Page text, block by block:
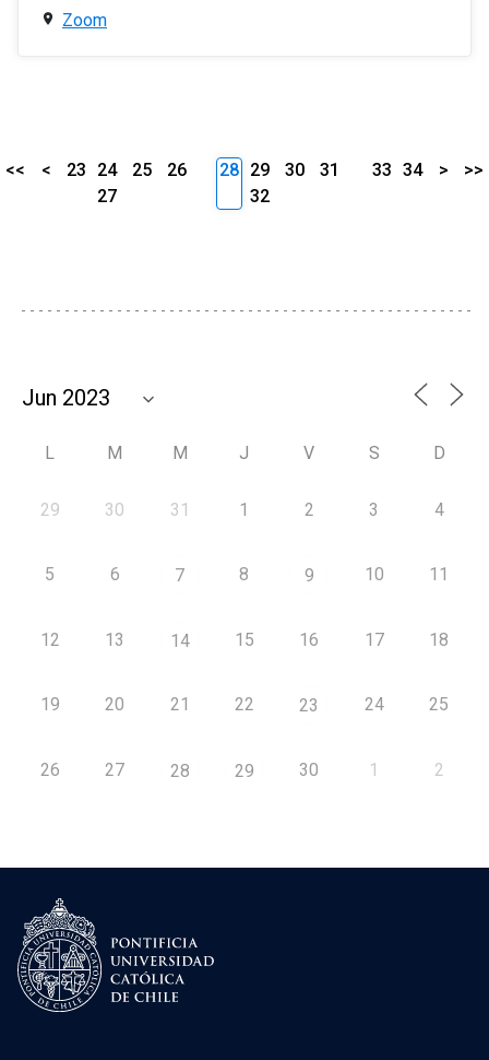
Zoom
<< < 23 24 25
26
27
28 29 30
31
32
33 34 > >>
L M M J V S D
29 30 31 1 2 3 4
5 6 7 8 9 10 11
12 13 14 15 16 17 18
19 20 21 22 23 24 25
26 27 28 29 30 1 2